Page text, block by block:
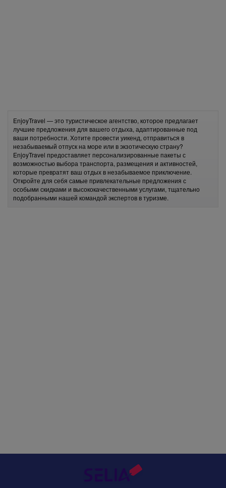
EnjoyTravel — это туристическое агентство, которое предлагает
лучшие предложения для вашего отдыха, адаптированные под
ваши потребности. Хотите провести уикенд, отправиться в
незабываемый отпуск на море или в экзотическую страну?
EnjoyTravel предоставляет персонализированные пакеты с
возможностью выбора транспорта, размещения и активностей,
которые превратят ваш отдых в незабываемое приключение.
Откройте для себя самые привлекательные предложения с
особыми скидками и высококачественными услугами, тщательно
подобранными нашей командой экспертов в туризме.